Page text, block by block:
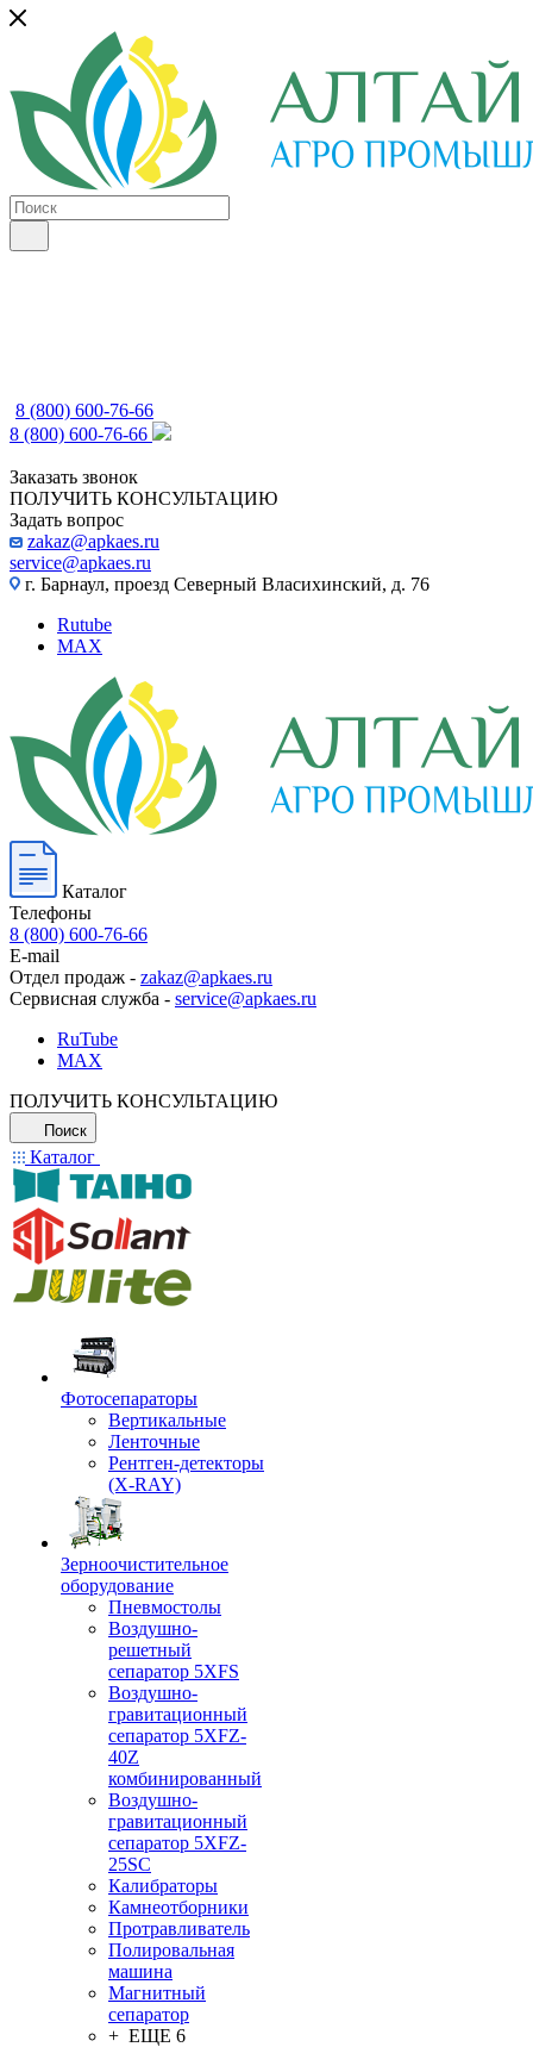
8 (800) 600-76-66
8 (800) 600-76-66
Заказать звонок
ПОЛУЧИТЬ КОНСУЛЬТАЦИЮ
Задать вопрос
zakaz@apkaes.ru
service@apkaes.ru
г. Барнаул, проезд Северный Власихинский, д. 76
Rutube
MAX
Каталог
Телефоны
8 (800) 600-76-66
E-mail
Отдел продаж - zakaz@apkaes.ru
Сервисная служба - service@apkaes.ru
RuTube
MAX
ПОЛУЧИТЬ КОНСУЛЬТАЦИЮ
Поиск
Каталог
Фотосепараторы
Вертикальные
Ленточные
Рентген-детекторы
(X-RAY)
Зерноочистительное
оборудование
Пневмостолы
Воздушно-
решетный
сепаратор 5XFS
Воздушно-
гравитационный
сепаратор 5XFZ-
40Z
комбинированный
Воздушно-
гравитационный
сепаратор 5XFZ-
25SC
Калибраторы
Камнеотборники
Протравливатель
Полировальная
машина
Магнитный
сепаратор
+ ЕЩЕ 6